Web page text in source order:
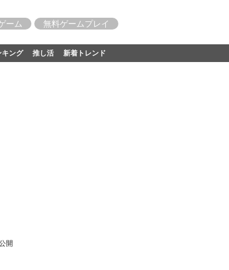
ーム 無料ゲームプレイ
キング 推し活 新着トレンド
開